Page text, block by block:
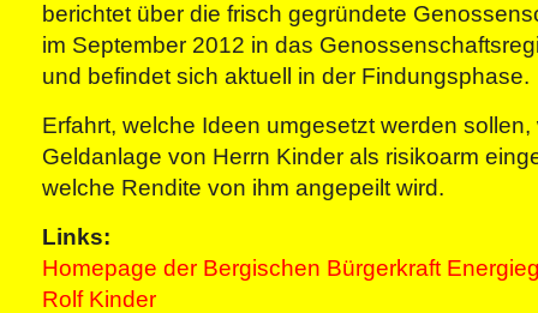
berichtet über die frisch gegründete
im September 2012 in das
und befindet sich aktuell in der Findungsphase.
Erfahrt, welche Ideen umgesetzt werden sollen,
Geldanlage von Herrn Kinder als risikoarm
welche Rendite von ihm angepeilt wird.
Links:
Homepage der Bergischen Bürgerkraft
Rolf Kinder